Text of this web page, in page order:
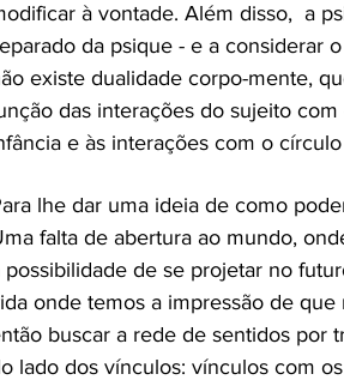
à vontade. Além disso, a
da psique - e a considerar
existe dualidade corpo-mente,
das interações do sujeito
e às interações com o
lhe dar uma ideia de como
falta de abertura ao mundo,
possibilidade de se projetar no
onde temos a impressão de
buscar a rede de sentidos por
lado dos vínculos: vínculos com